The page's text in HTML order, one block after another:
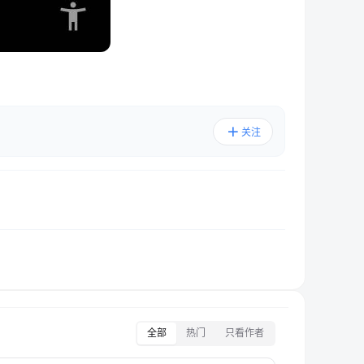
关注
全部 热门 只看作者